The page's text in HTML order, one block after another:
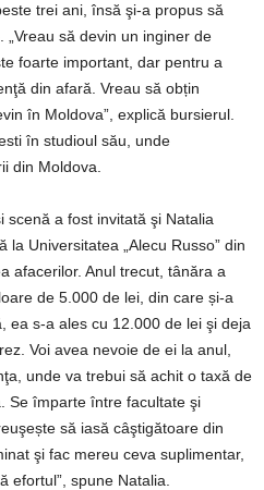
trei ani, însă şi-a propus să
să devin un inginer de
foarte important, dar pentru a
din afară. Vreau să obțin
în Moldova”, explică bursierul.
în studioul său, unde
din Moldova.
scenă a fost invitată şi Natalia
Universitatea „Alecu Russo” din
afacerilor. Anul trecut, tânăra a
de 5.000 de lei, din care și-a
ea s-a ales cu 12.000 de lei şi deja
Voi avea nevoie de ei la anul,
unde va trebui să achit o taxă de
Se împarte între facultate şi
să iasă câştigătoare din
şi fac mereu ceva suplimentar,
efortul”, spune Natalia.